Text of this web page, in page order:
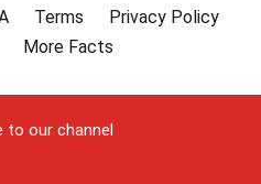
Terms
Privacy Policy
More Facts
to our channel